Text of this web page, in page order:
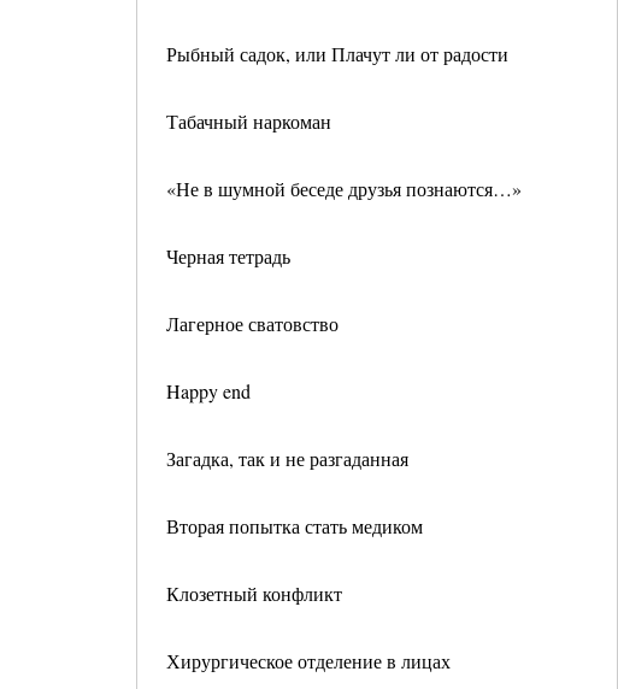
Рыбный садок, или Плачут ли от радости
Табачный наркоман
«Не в шумной беседе друзья познаются…»
Черная тетрадь
Лагерное сватовство
Happy end
Загадка, так и не разгаданная
Вторая попытка стать медиком
Клозетный конфликт
Хирургическое отделение в лицах